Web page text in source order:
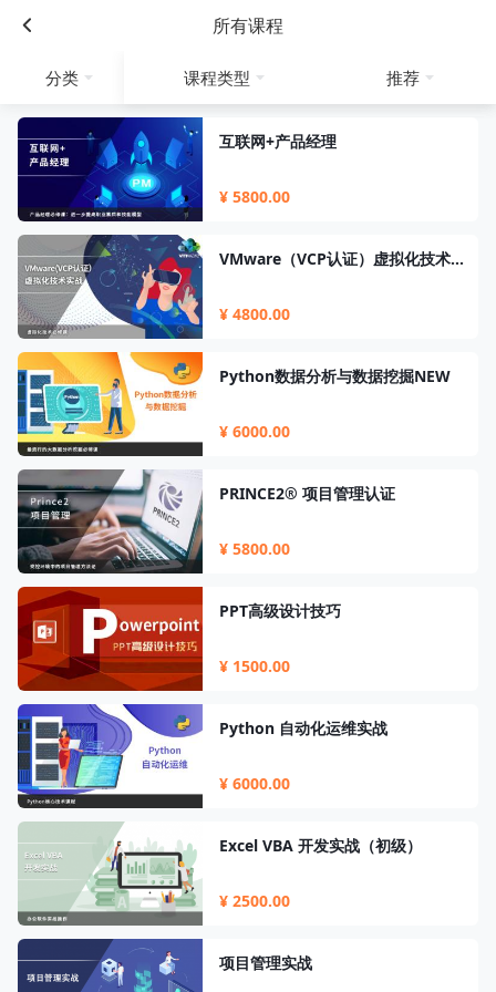
所有课程
分类 课程类型 推荐
互联网+产品经理
¥ 5800.00
VMware（VCP认证）虚拟化技术实战
¥ 4800.00
Python数据分析与数据挖掘NEW
¥ 6000.00
PRINCE2® 项目管理认证
¥ 5800.00
PPT高级设计技巧
¥ 1500.00
Python 自动化运维实战
¥ 6000.00
Excel VBA 开发实战（初级）
¥ 2500.00
项目管理实战